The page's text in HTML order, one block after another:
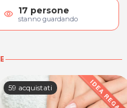
visibility 17 persone
stanno guardando
59 acquistati